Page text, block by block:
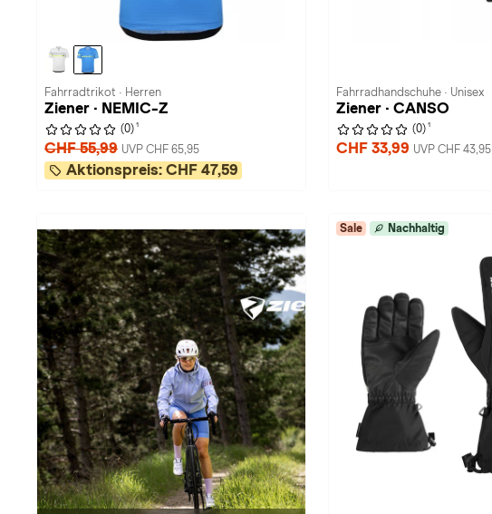
Fahrradtrikot · Herren
Ziener · NEMIC-Z
(0) 1
CHF 55,99 UVP CHF 65,95
Aktionspreis: CHF 47,59
Fahrradhandschuhe · Unisex
Ziener · CANSO
(0) 1
CHF 33,99 UVP CHF 43,95
Sale Nachhaltig